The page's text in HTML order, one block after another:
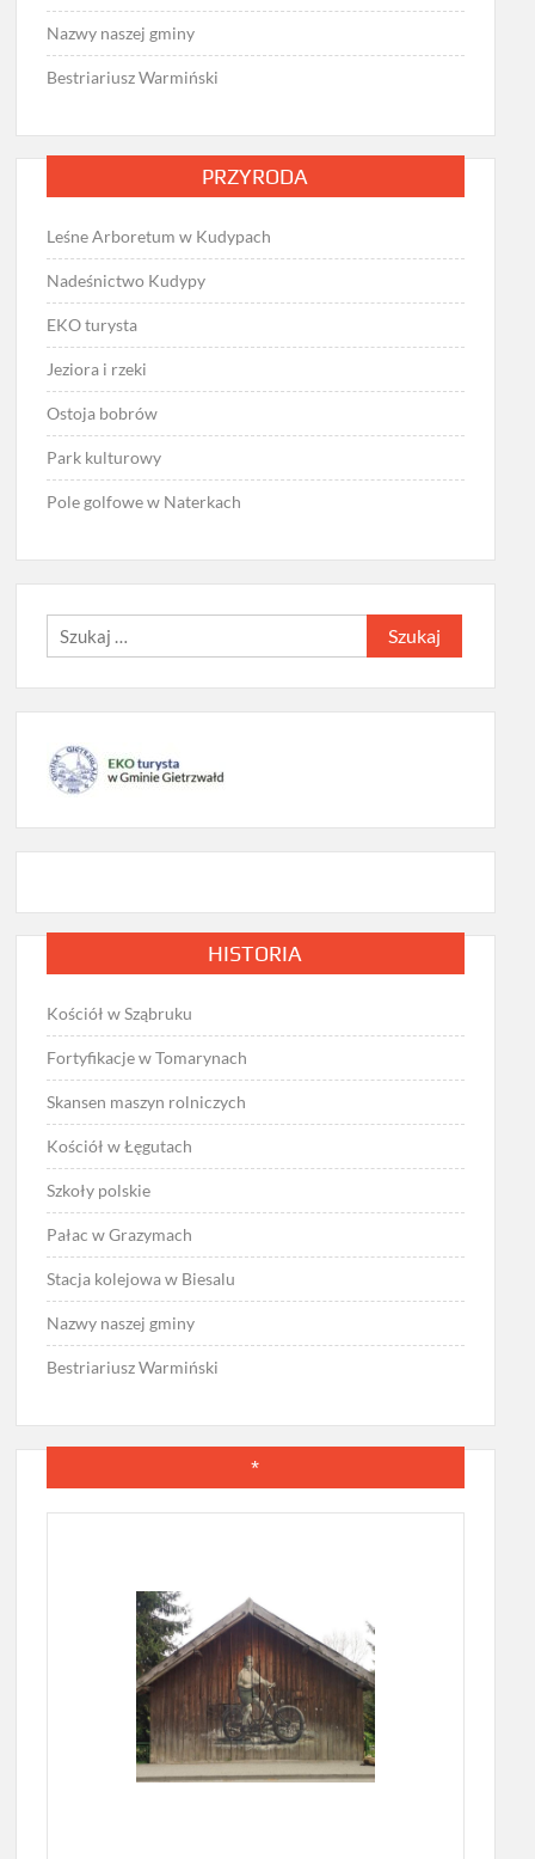
Nazwy naszej gminy
Bestriariusz Warmiński
PRZYRODA
Leśne Arboretum w Kudypach
Nadeśnictwo Kudypy
EKO turysta
Jeziora i rzeki
Ostoja bobrów
Park kulturowy
Pole golfowe w Naterkach
Szukaj:
HISTORIA
Kościół w Sząbruku
Fortyfikacje w Tomarynach
Skansen maszyn rolniczych
Kościół w Łęgutach
Szkoły polskie
Pałac w Grazymach
Stacja kolejowa w Biesalu
Nazwy naszej gminy
Bestriariusz Warmiński
*